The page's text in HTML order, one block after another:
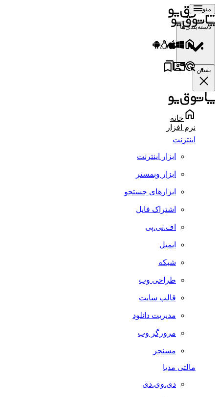
منو
دسته‌بندی‌ها
بستن
خانه
نرم افزار
اینترنت
ابزار اینترنت
ابزار وبمستر
ابزارهای جستجو
اشتراک فایل
اف.تی.پی
ایمیل
شبکه
طراحی وب
قالب سایت
مدیریت دانلود
مرورگر وب
مسنجر
مالتی مدیا
دی.وی.دی